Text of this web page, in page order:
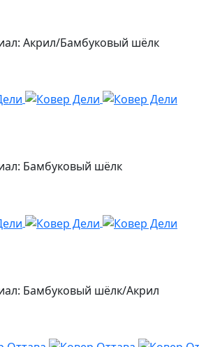
Акрил/Бамбуковый шёлк
Бамбуковый шёлк
Бамбуковый шёлк/Акрил